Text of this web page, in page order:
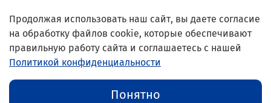
Выгодные предложения
© 2002–2024 InterSport
Продолжая использовать наш сайт, вы даете согласие
на обработку файлов cookie, которые обеспечивают
правильную работу сайта и соглашаетесь с нашей
Политикой конфиденциальности
Понятно